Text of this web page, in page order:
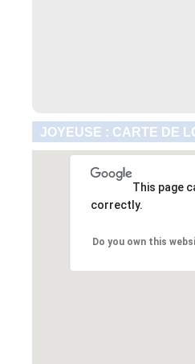
JOYEUSE : CARTE DE
This page
correctly.
Do you own this